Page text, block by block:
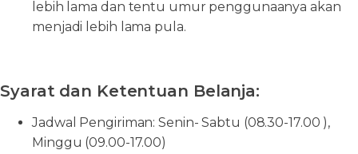
lebih lama dan tentu umur penggunaanya akan
menjadi lebih lama pula.
Syarat dan Ketentuan Belanja:
Jadwal Pengiriman: Senin- Sabtu (08.30-17.00 ),
Minggu (09.00-17.00)